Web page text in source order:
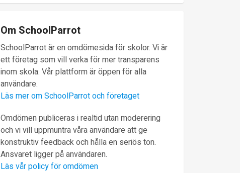
Om SchoolParrot
SchoolParrot är en omdömesida för skolor. Vi är
ett företag som vill verka för mer transparens
inom skola. Vår plattform är öppen för alla
användare.
Läs mer om SchoolParrot och företaget
Omdömen publiceras i realtid utan moderering
och vi vill uppmuntra våra användare att ge
konstruktiv feedback och hålla en seriös ton.
Ansvaret ligger på användaren.
Läs vår policy för omdömen